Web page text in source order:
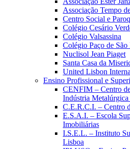
Associação Tempo
Centro Social e
Colégio Cesário
Colégio Valsassina
Colégio Paço de São
Nuclisol Jean Piaget
Santa Casa da
United Lisbon
Ensino Profissional e
CENFIM – Centro
Indústria
C.E.R.C.I. – Centro
E.S.A.I. – Escola
Imobiliárias
I.S.E.L. – Instituto
Lisboa